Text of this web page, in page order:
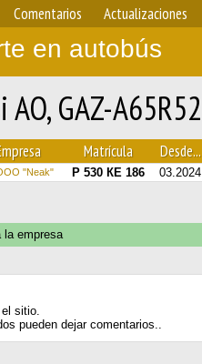
Comentarios Actualizaciones
en autobús
AO, GAZ-
Matrícula Desde...
"Neak" Р 530 КЕ 186 03.2024
empresa
sitio.
pueden dejar comentarios..